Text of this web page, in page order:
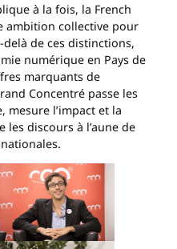
à la fois, la French
ambition collective pour
de ces distinctions,
numérique en Pays de
marquants de
Concentré passe les
l’impact et la
discours à l’aune de